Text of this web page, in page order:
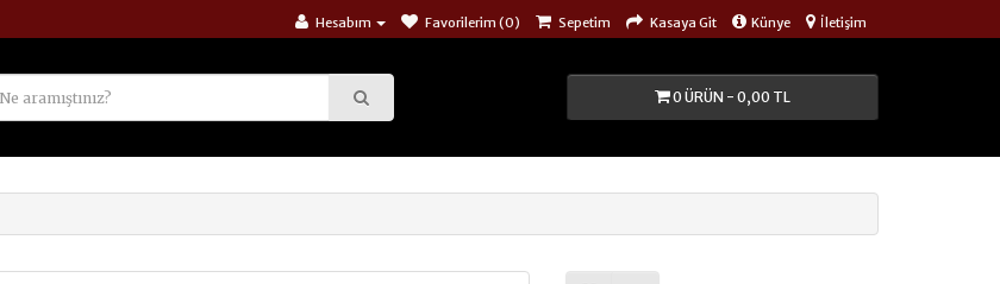
Hesabım Favorilerim (0) Sepetim Kasaya Git Künye İletişim
0 ÜRÜN - 0,00 TL